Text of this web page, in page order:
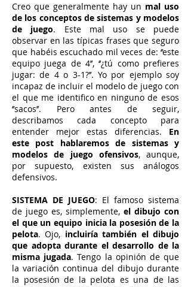
Creo que generalmente hay un mal uso
de los conceptos de sistemas y modelos
de juego. Este mal uso se puede
observar en las típicas frases que seguro
que habéis escuchado mil veces de: ‘’este
equipo juega de 4’’, ‘’¿tú como prefieres
jugar: de 4 o 3-1?’’. Yo por ejemplo soy
incapaz de incluir el modelo de juego con
el que me identifico en ninguno de esos
‘’sacos’’. Pero antes de seguir,
describamos cada concepto para
entender mejor estas diferencias. En
este post hablaremos de sistemas y
modelos de juego ofensivos, aunque,
por supuesto, existen sus análogos
defensivos.
SISTEMA DE JUEGO: El famoso sistema
de juego es, simplemente, el dibujo con
el que un equipo inicia la posesión de la
pelota. Ojo, incluiría también el dibujo
que adopta durante el desarrollo de la
misma jugada. Tengo la opinión de que
la variación continua del dibujo durante
la posesión de la pelota es una de las